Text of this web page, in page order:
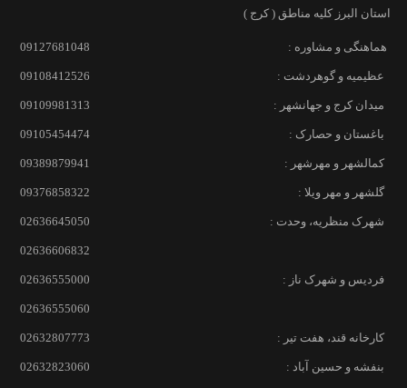
استان البرز کلیه مناطق ( کرج )
هماهنگی و مشاوره : 09127681048
عظیمیه و گوهردشت : 09108412526
میدان کرج و جهانشهر :
باغستان و حصارک :
کمالشهر و مهرشهر :
گلشهر و مهر ویلا :
شهرک منظریه، وحدت :
فردیس و شهرک ناز :
کارخانه قند، هفت تیر :
بنفشه و حسین آباد :